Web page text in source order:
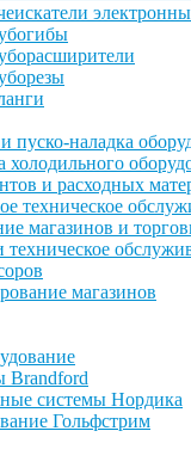
пуско-наладка
холодильного
и расходных
техническое
магазинов и
техническое
магазинов
Brandford
системы Нордика
Гольфстрим